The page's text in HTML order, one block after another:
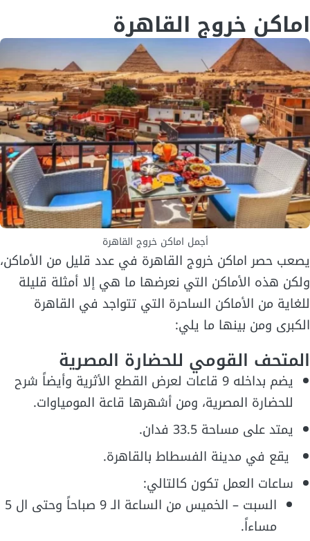
اماكن خروج القاهرة
أجمل اماكن خروج القاهرة
يصعب حصر اماكن خروج القاهرة في عدد قليل من الأماكن،
ولكن هذه الأماكن التي نعرضها ما هي إلا أمثلة قليلة
للغاية من الأماكن الساحرة التي تتواجد في القاهرة
الكبرى ومن بينها ما يلي:
المتحف القومي للحضارة المصرية
يضم بداخله 9 قاعات لعرض القطع الأثرية وأيضاً شرح
للحضارة المصرية، ومن أشهرها قاعة المومياوات.
يمتد على مساحة 33.5 فدان.
يقع في مدينة الفسطاط بالقاهرة.
ساعات العمل تكون كالتالي:
السبت – الخميس من الساعة الـ 9 صباحاً وحتى ال 5
مساءاً.